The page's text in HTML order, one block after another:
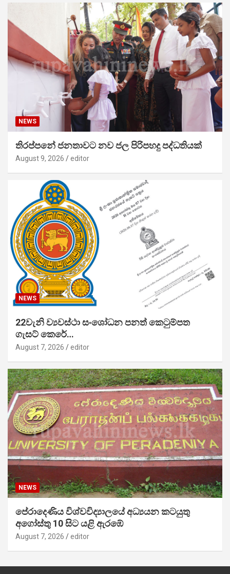
NEWS
තිරප්පනේ ජනතාවට නව ජල පිරිපහදු පද්ධතියක්
August 9, 2026 editor
NEWS
22වැනි ව්‍යවස්ථා සංශෝධන පනත් කෙටුම්පත
ගැසට් කෙරේ…
August 7, 2026 editor
NEWS
පේරාදෙණිය විශ්වවිද්‍යාලයේ අධ්‍යයන කටයුතු
අගෝස්තු 10 සිට යළි ඇරඹේ
August 7, 2026 editor